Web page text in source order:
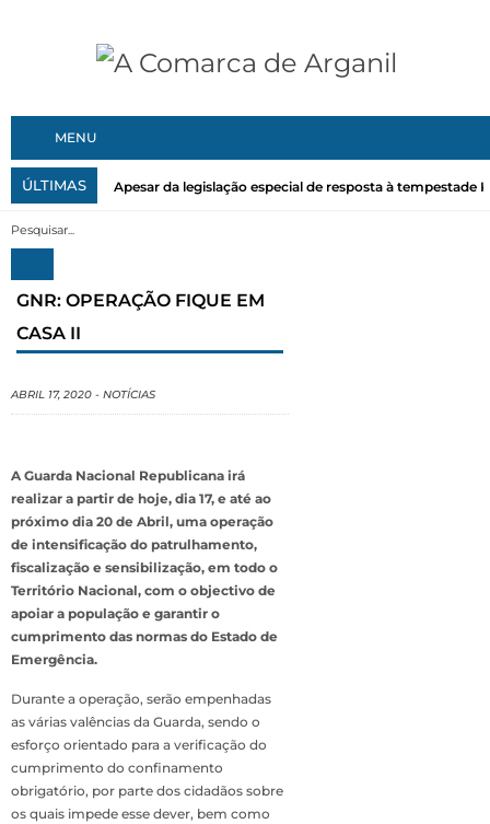
MENU
ÚLTIMAS Apesar da legislação especial de resposta à tempestade
GNR: OPERAÇÃO FIQUE EM
CASA II
ABRIL 17, 2020 - NOTÍCIAS
A Guarda Nacional Republicana irá
realizar a partir de hoje, dia 17, e até ao
próximo dia 20 de Abril, uma operação
de intensificação do patrulhamento,
fiscalização e sensibilização, em todo o
Território Nacional, com o objectivo de
apoiar a população e garantir o
cumprimento das normas do Estado de
Emergência.
Durante a operação, serão empenhadas
as várias valências da Guarda, sendo o
esforço orientado para a verificação do
cumprimento do confinamento
obrigatório, por parte dos cidadãos sobre
os quais impede esse dever, bem como